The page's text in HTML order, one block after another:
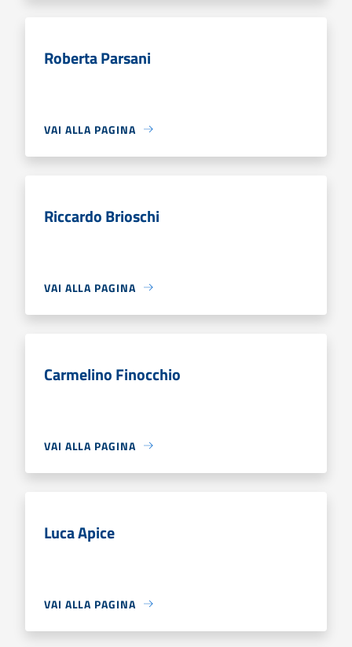
Roberta Parsani
VAI ALLA PAGINA
Riccardo Brioschi
VAI ALLA PAGINA
Carmelino Finocchio
VAI ALLA PAGINA
Luca Apice
VAI ALLA PAGINA